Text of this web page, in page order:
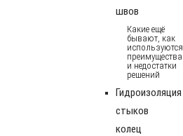
швов
Какие ещё
бывают, как
используются,
преимущества
и недостатки
решений
Гидроизоляция
стыков
колец